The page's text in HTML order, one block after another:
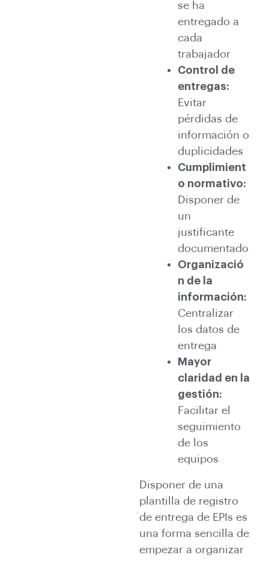
se ha
entregado a
cada
trabajador
Control de
entregas:
Evitar
pérdidas de
información o
duplicidades
Cumplimient
o normativo:
Disponer de
un
justificante
documentado
Organizació
n de la
información:
Centralizar
los datos de
entrega
Mayor
claridad en la
gestión:
Facilitar el
seguimiento
de los
equipos
Disponer de una
plantilla de registro
de entrega de EPIs es
una forma sencilla de
empezar a organizar